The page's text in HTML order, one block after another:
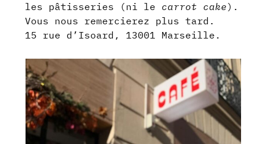
les pâtisseries (ni le carrot cake).
Vous nous remercierez plus tard.
15 rue d’Isoard, 13001 Marseille.